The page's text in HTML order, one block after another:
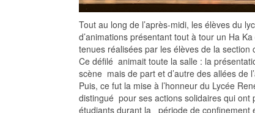
Tout au long de l’après-midi, les élèves du
d’animations présentant tout à tour un Ha
tenues réalisées par les élèves de la section
Ce défilé animait toute la salle : la
scène mais de part et d’autre des allées de
Puis, ce fut la mise à l’honneur du Lycée
distingué pour ses actions solidaires qui ont
étudiants durant la période de confinement